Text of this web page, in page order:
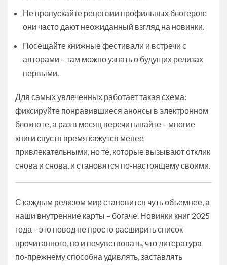
Не пропускайте рецензии профильных блогеров:
они часто дают неожиданный взгляд на новинки.
Посещайте книжные фестивали и встречи с
авторами – там можно узнать о будущих релизах
первыми.
Для самых увлеченных работает такая схема:
фиксируйте понравившиеся анонсы в электронном
блокноте, а раз в месяц перечитывайте – многие
книги спустя время кажутся менее
привлекательными, но те, которые вызывают отклик
снова и снова, и становятся по-настоящему своими.
С каждым релизом мир становится чуть объемнее, а
наши внутренние карты – богаче. Новинки книг 2025
года – это повод не просто расширить список
прочитанного, но и почувствовать, что литература
по-прежнему способна удивлять, заставлять